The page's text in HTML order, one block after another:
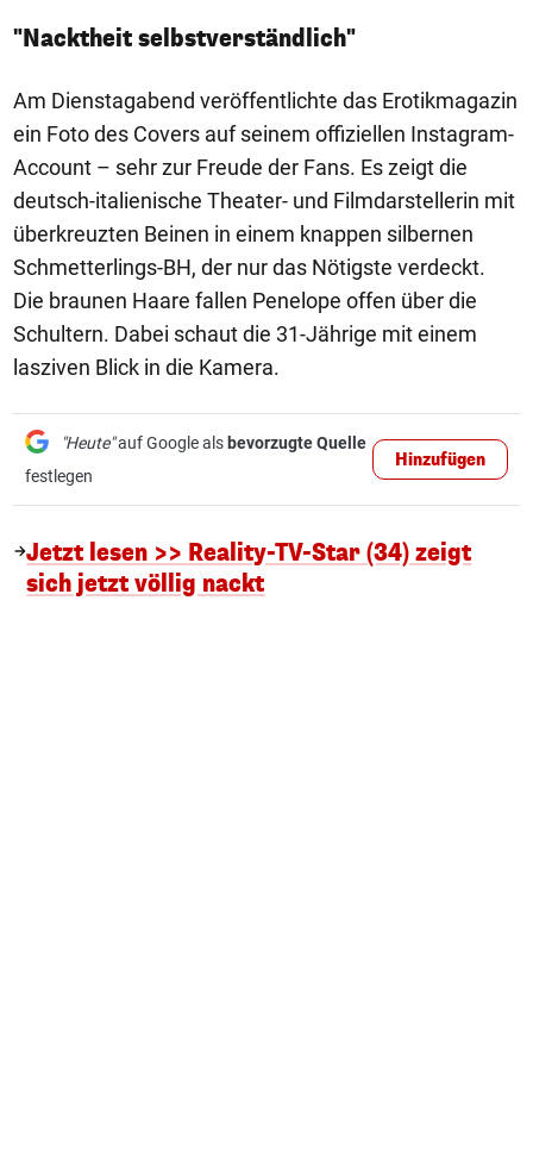
"Nacktheit selbstverständlich"
Am Dienstagabend veröffentlichte das Erotikmagazin
ein Foto des Covers auf seinem offiziellen Instagram-
Account – sehr zur Freude der Fans. Es zeigt die
deutsch-italienische Theater- und Filmdarstellerin mit
überkreuzten Beinen in einem knappen silbernen
Schmetterlings-BH, der nur das Nötigste verdeckt.
Die braunen Haare fallen Penelope offen über die
Schultern. Dabei schaut die 31-Jährige mit einem
lasziven Blick in die Kamera.
"Heute"auf Google als bevorzugte Quelle
festlegen
Hinzufügen
Jetzt lesen >> Reality-TV-Star (34) zeigt
sich jetzt völlig nackt